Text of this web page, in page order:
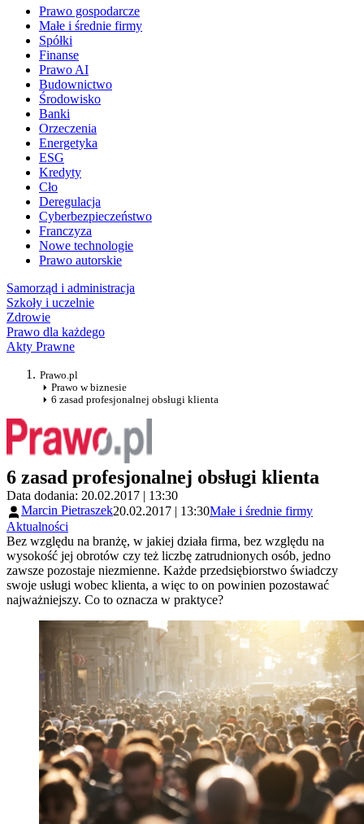
Prawo gospodarcze
Małe i średnie firmy
Spółki
Finanse
Prawo AI
Budownictwo
Środowisko
Banki
Orzeczenia
Energetyka
ESG
Kredyty
Cło
Deregulacja
Cyberbezpieczeństwo
Franczyza
Nowe technologie
Prawo autorskie
Samorząd i administracja
Szkoły i uczelnie
Zdrowie
Prawo dla każdego
Akty Prawne
Prawo.pl
Prawo w biznesie
6 zasad profesjonalnej obsługi klienta
6 zasad profesjonalnej obsługi klienta
Data dodania: 20.02.2017 | 13:30
Marcin Pietraszek20.02.2017 | 13:30Małe i średnie firmy
Aktualności
Bez względu na branżę, w jakiej działa firma, bez względu na
wysokość jej obrotów czy też liczbę zatrudnionych osób, jedno
zawsze pozostaje niezmienne. Każde przedsiębiorstwo świadczy
swoje usługi wobec klienta, a więc to on powinien pozostawać
najważniejszy. Co to oznacza w praktyce?